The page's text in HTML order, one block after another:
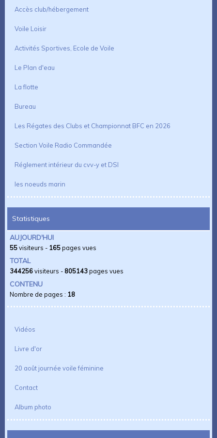
Accès club/hébergement
Voile Loisir
Activités Sportives, Ecole de Voile
Le Plan d'eau
La flotte
Bureau
Les Régates des Clubs et Championnat BFC en 2026
Section Voile Radio Commandée
Réglement intérieur du cvv-y et DSI
les noeuds marin
Statistiques
AUJOURD'HUI
55visiteurs - 165pages vues
TOTAL
344256visiteurs - 805143pages vues
CONTENU
Nombre de pages : 18
Vidéos
Livre d'or
20 août journée voile féminine
Contact
Album photo